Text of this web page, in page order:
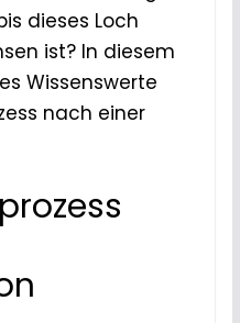
dieses Loch
ist? In diesem
Wissenswerte
nach einer